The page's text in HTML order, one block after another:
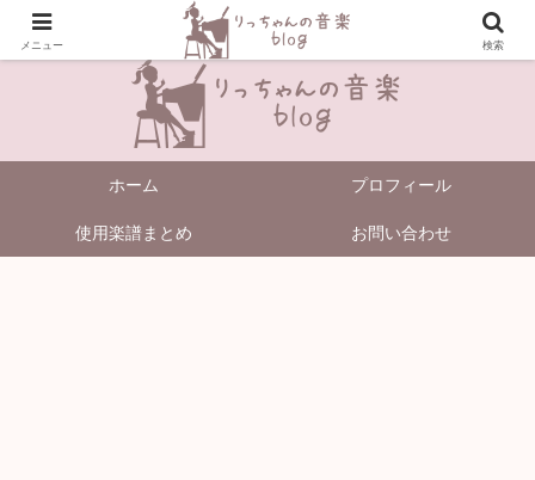
＼Enjoy Music!／
ホーム プロフィール
使用楽譜まとめ お問い合わせ
メニュー 検索